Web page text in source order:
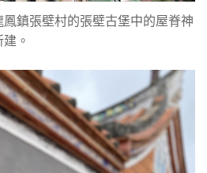
鎮張壁村的張壁古堡中的屋脊神
。